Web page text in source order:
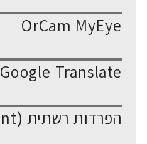
OrCam MyEye
Google Translate
הפרדות רשתית (Retinal Detachment)